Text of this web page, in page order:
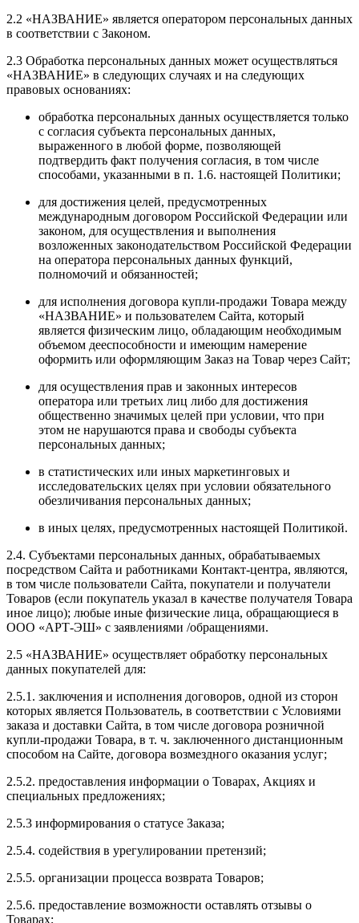
2.2 «НАЗВАНИЕ» является оператором персональных данных
в соответствии с Законом.
2.3 Обработка персональных данных может осуществляться
«НАЗВАНИЕ» в следующих случаях и на следующих
правовых основаниях:
обработка персональных данных осуществляется только
с согласия субъекта персональных данных,
выраженного в любой форме, позволяющей
подтвердить факт получения согласия, в том числе
способами, указанными в п. 1.6. настоящей Политики;
для достижения целей, предусмотренных
международным договором Российской Федерации или
законом, для осуществления и выполнения
возложенных законодательством Российской Федерации
на оператора персональных данных функций,
полномочий и обязанностей;
для исполнения договора купли-продажи Товара между
«НАЗВАНИЕ» и пользователем Сайта, который
является физическим лицо, обладающим необходимым
объемом дееспособности и имеющим намерение
оформить или оформляющим Заказ на Товар через Сайт;
для осуществления прав и законных интересов
оператора или третьих лиц либо для достижения
общественно значимых целей при условии, что при
этом не нарушаются права и свободы субъекта
персональных данных;
в статистических или иных маркетинговых и
исследовательских целях при условии обязательного
обезличивания персональных данных;
в иных целях, предусмотренных настоящей Политикой.
2.4. Субъектами персональных данных, обрабатываемых
посредством Сайта и работниками Контакт-центра, являются,
в том числе пользователи Сайта, покупатели и получатели
Товаров (если покупатель указал в качестве получателя Товара
иное лицо); любые иные физические лица, обращающиеся в
ООО «АРТ-ЭШ» с заявлениями /обращениями.
2.5 «НАЗВАНИЕ» осуществляет обработку персональных
данных покупателей для:
2.5.1. заключения и исполнения договоров, одной из сторон
которых является Пользователь, в соответствии с Условиями
заказа и доставки Сайта, в том числе договора розничной
купли-продажи Товара, в т. ч. заключенного дистанционным
способом на Сайте, договора возмездного оказания услуг;
2.5.2. предоставления информации о Товарах, Акциях и
специальных предложениях;
2.5.3 информирования о статусе Заказа;
2.5.4. содействия в урегулировании претензий;
2.5.5. организации процесса возврата Товаров;
2.5.6. предоставление возможности оставлять отзывы о
Товарах;